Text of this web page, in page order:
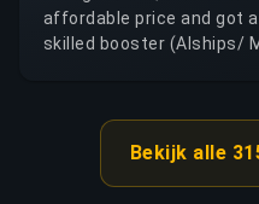
The service was fast,
especially recommend
affordable price and got
skilled booster (Alships/
Bekijk alle